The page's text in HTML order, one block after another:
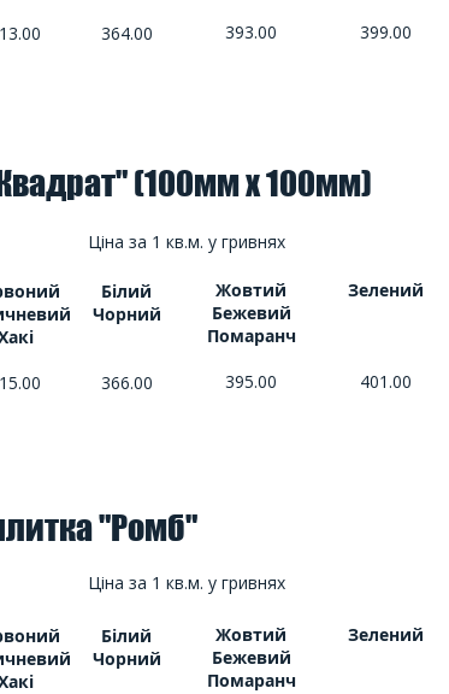
364.00
393.00
399.00
(100мм х 100мм)
Ціна за 1 кв.м. у гривнях
Білий
Чорний
366.00
Жовтий
Бежевий
Помаранч
395.00
Зелений
401.00
"Ромб"
Ціна за 1 кв.м. у гривнях
Білий
Чорний
Жовтий
Бежевий
Помаранч
Зелений